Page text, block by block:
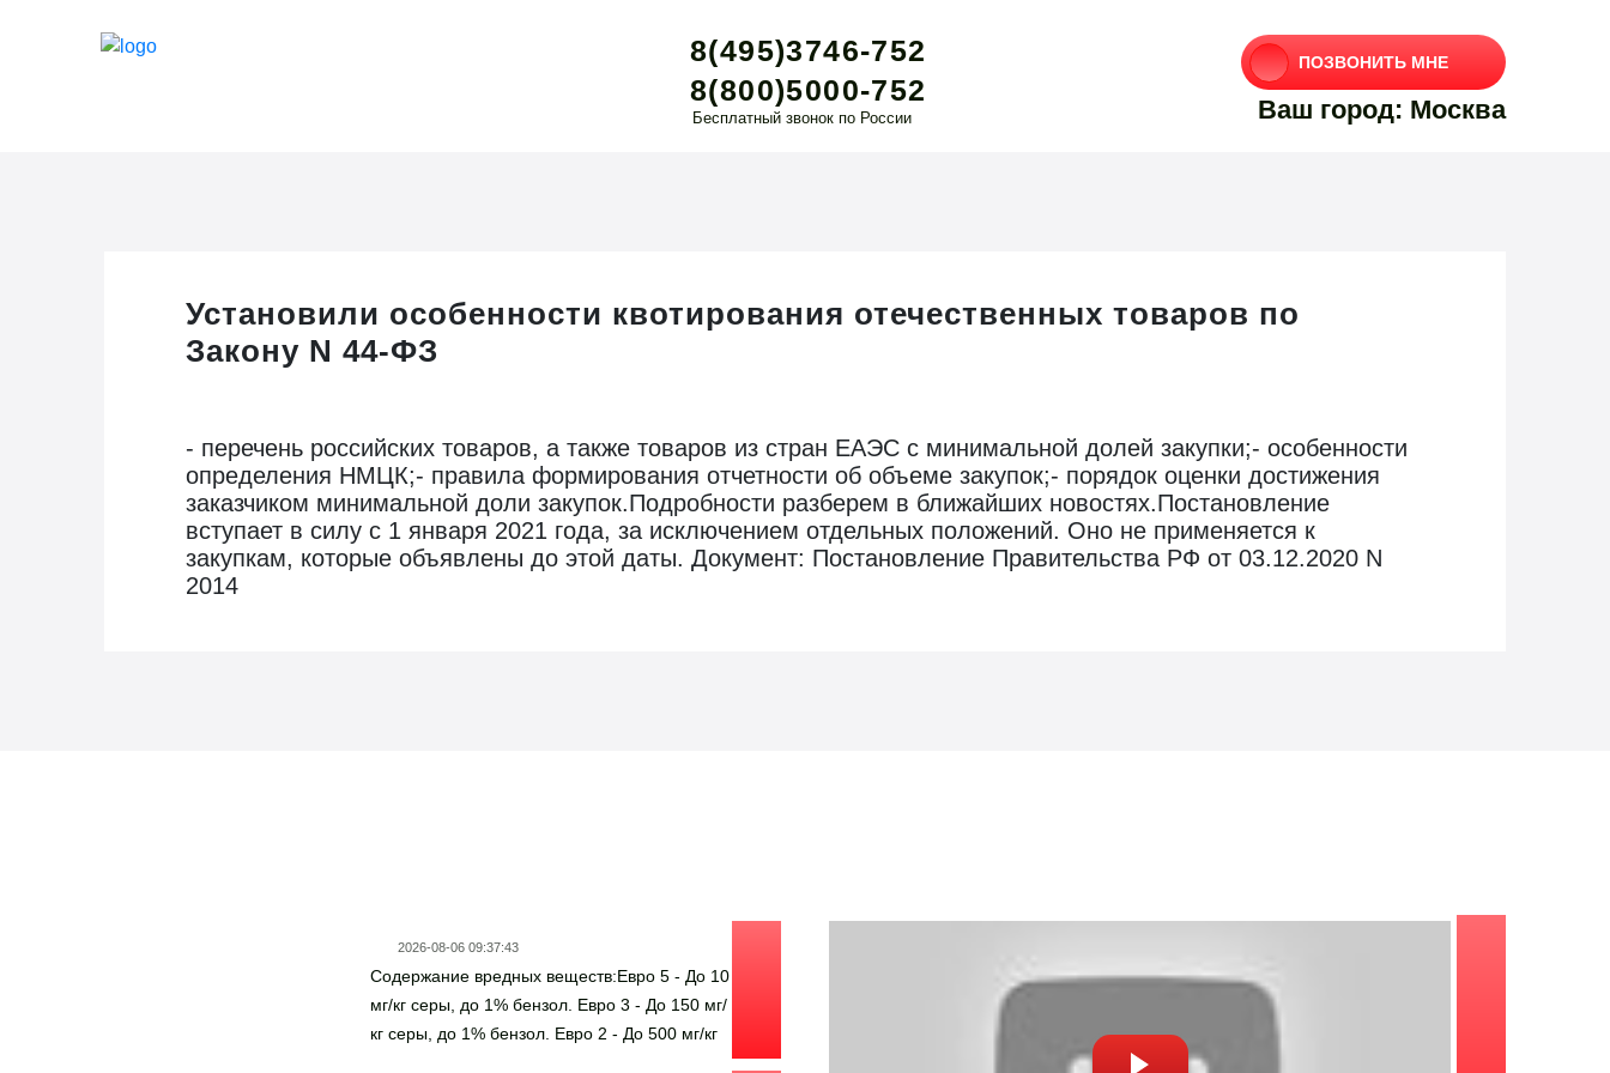
8(495)3746-752
8(800)5000-752
Бесплатный звонок по России
ПОЗВОНИТЬ МНЕ
Ваш город: Москва
Установили особенности квотирования отечественных товаров по
Закону N 44-ФЗ
- перечень российских товаров, а также товаров из стран ЕАЭС с минимальной долей закупки;- особенности
определения НМЦК;- правила формирования отчетности об объеме закупок;- порядок оценки достижения
заказчиком минимальной доли закупок.Подробности разберем в ближайших новостях.Постановление
вступает в силу с 1 января 2021 года, за исключением отдельных положений. Оно не применяется к
закупкам, которые объявлены до этой даты. Документ: Постановление Правительства РФ от 03.12.2020 N
2014
2026-08-06 09:37:43
Содержание вредных веществ:Евро 5 - До 10
мг/кг серы, до 1% бензол. Евро 3 - До 150 мг/
кг серы, до 1% бензол. Евро 2 - До 500 мг/кг